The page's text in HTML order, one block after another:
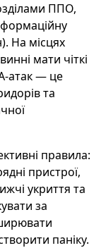
ППО,
На місцях
мати чіткі
атак — це
та
правила:
пристрої,
укриття та
за
паніку.